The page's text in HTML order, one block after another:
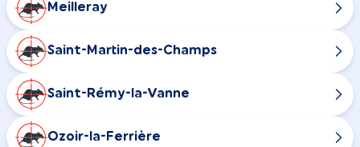
Meilleray
Saint-Martin-des-Champs
Saint-Rémy-la-Vanne
Ozoir-la-Ferrière